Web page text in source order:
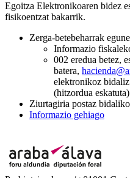
Egoitza Elektronikoaren bidez
fisikoentzat bakarrik.
Zerga-betebeharrak
Informazio
002 eredua betez,
batera,
elektronikoz
(hitzordua
Ziurtagiria postaz
Informazio gehiago